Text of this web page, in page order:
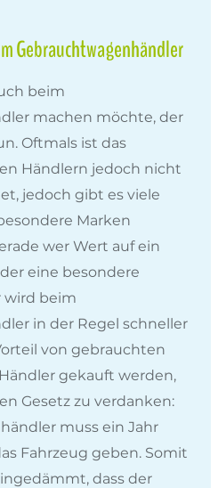
Gebrauchtwagenhändler
beim
machen möchte, der
Oftmals ist das
Händlern jedoch nicht
jedoch gibt es viele
Marken
wer Wert auf ein
eine besondere
wird beim
in der Regel schneller
von gebrauchten
gekauft werden,
Gesetz zu verdanken:
muss ein Jahr
Fahrzeug geben. Somit
dass der